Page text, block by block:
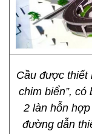
Cầu được thiết
chim biển”, có
2 làn hỗn
đường dẫn